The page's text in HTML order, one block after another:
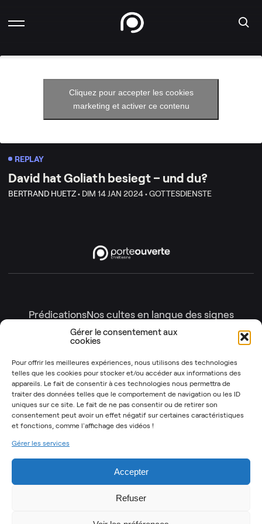
Gérer le consentement aux
cookies
Pour offrir les meilleures expériences, nous utilisons des technologies
telles que les cookies pour stocker et/ou accéder aux informations des
appareils. Le fait de consentir à ces technologies nous permettra de
traiter des données telles que le comportement de navigation ou les ID
uniques sur ce site. Le fait de ne pas consentir ou de retirer son
consentement peut avoir un effet négatif sur certaines caractéristiques
et fonctions, comme l'affichage des vidéos !
Gérer les services
Accepter
Refuser
Cliquez pour accepter les cookies
marketing et activer ce contenu
REPLAY
David hat Goliath besiegt – und du?
BERTRAND HUETZ • DIM 14 JAN 2024 •GOTTESDIENSTE
PrédicationsNos cultes en langue des signes
Nos cultes en intégralité
Génération enfants
Les Instants Post-It
Nos émissions
OSYR – Dernière saison
OSYR – Autres saisons
Notre Rendez-Vous
T’as 2 minutes
Politique de cookies (UE)